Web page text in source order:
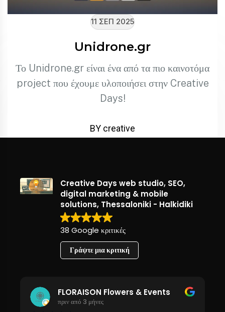
11 ΣΕΠ 2025
Unidrone.gr
Το Unidrone.gr είναι ένα από τα πιο καινοτόμα
project που έχουμε υλοποιήσει στην Creative
Days!
BY creative
Creative Days web studio, SEO,
digital marketing & mobile
solutions, Thessaloniki - Halkidiki
38 Google κριτικές
Γράψτε μια κριτική
FLORAISON Flowers & Events
πριν από 3 μήνες